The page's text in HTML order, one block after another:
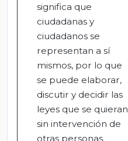
significa que
ciudadanas y
ciudadanos se
representan a sí
mismos, por lo que
se puede elaborar,
discutir y decidir las
leyes que se quieran
sin intervención de
otras personas.